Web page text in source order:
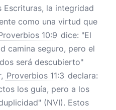
la integridad
como una virtud que
10:9 dice: "El
camina seguro, pero el
será descubierto"
Proverbios 11:3 declara:
los guía, pero a los
(NVI). Estos